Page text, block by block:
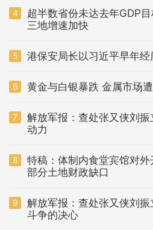
4
超半数省份未达去年GDP目标 中国前10经济大
三地增速加快
5 港保安局长以习近平早年经
6 黄金与白银暴跌 金属市场
7
解放军报：查处张又侠刘
动力
8
特稿：体制内食堂宾馆对
部分土地财政缺口
9
解放军报：查处张又侠刘
斗争的决心